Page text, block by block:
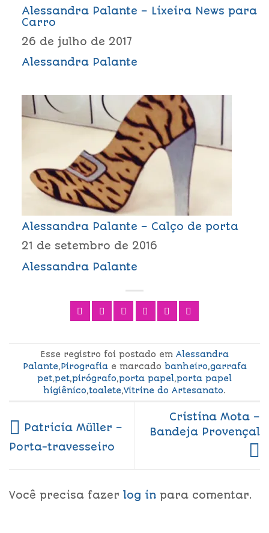
Alessandra Palante – Lixeira News para
Carro
26 de julho de 2017
Alessandra Palante
Alessandra Palante – Calço de porta
21 de setembro de 2016
Alessandra Palante
Esse registro foi postado em Alessandra
Palante,Pirografiae marcado banheiro,garrafa
pet,pet,pirógrafo,porta papel,porta papel
higiênico,toalete,Vitrine do Artesanato.
Patricia Müller –
Porta-travesseiro
Cristina Mota –
Bandeja Provençal
Você precisa fazer log in para comentar.